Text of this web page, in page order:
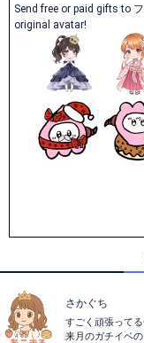
Send free or paid gifts to
original avatar!
さかぐち
すごく頑張って
来月のガチイベ